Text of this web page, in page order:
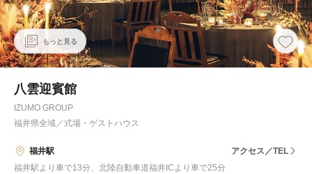
もっと見る
八雲迎賓館
IZUMO GROUP
福井県全域／式場・ゲストハウス
福井駅
アクセス／TEL
福井駅より車で13分、北陸自動車道福井ICより車で25分